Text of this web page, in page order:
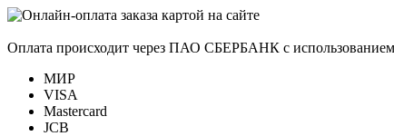
Оплата происходит через ПАО СБЕРБАНК с
МИР
VISA
Mastercard
JCB